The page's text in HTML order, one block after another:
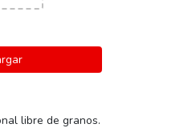
libre de granos.